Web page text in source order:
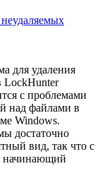
для удаления
LockHunter
с проблемами
над файлами в
Windows.
достаточно
вид, так что с
начинающий